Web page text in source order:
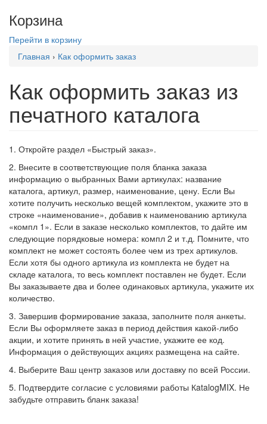
Корзина
Перейти в корзину
Вы
Главная › Как оформить заказ
Как оформить заказ из
печатного каталога
1. Откройте раздел «Быстрый заказ».
2. Внесите в соответствующие поля бланка заказа
информацию о выбранных Вами артикулах: название
каталога, артикул, размер, наименование, цену. Если Вы
хотите получить несколько вещей комплектом, укажите это в
строке «наименование», добавив к наименованию артикула
«компл 1». Если в заказе несколько комплектов, то дайте им
следующие порядковые номера: компл 2 и т.д. Помните, что
комплект не может состоять более чем из трех артикулов.
Если хотя бы одного артикула из комплекта не будет на
складе каталога, то весь комплект поставлен не будет. Если
Вы заказываете два и более одинаковых артикула, укажите их
количество.
3. Завершив формирование заказа, заполните поля анкеты.
Если Вы оформляете заказ в период действия какой-либо
акции, и хотите принять в ней участие, укажите ее код.
Информация о действующих акциях размещена на сайте.
4. Выберите Ваш центр заказов или доставку по всей России.
5. Подтвердите согласие с условиями работы КatalogMIX. Не
забудьте отправить бланк заказа!